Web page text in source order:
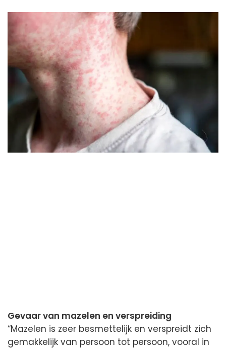
Gevaar van mazelen en verspreiding
“Mazelen is zeer besmettelijk en verspreidt zich
gemakkelijk van persoon tot persoon, vooral in